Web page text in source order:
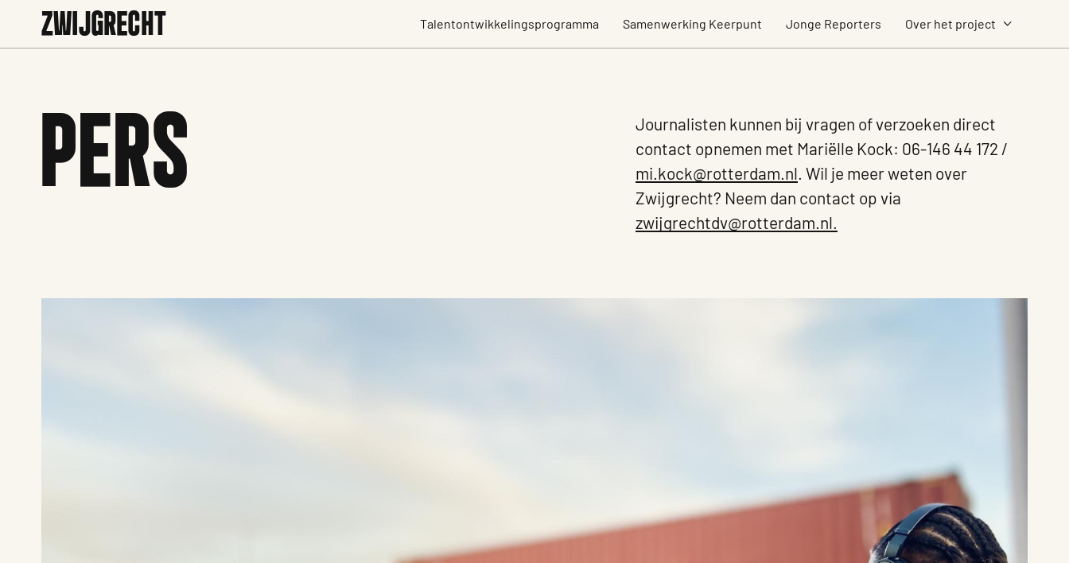
ZWIJGRECHT Talentontwikkelingsprogramma Samenwerking Keerpunt Jonge Reporters Over het project
PERS
Journalisten kunnen bij vragen of verzoeken direct
contact opnemen met Mariëlle Kock: 06-146 44 172 /
mi.kock@rotterdam.nl. Wil je meer weten over
Zwijgrecht? Neem dan contact op via
zwijgrechtdv@rotterdam.nl.